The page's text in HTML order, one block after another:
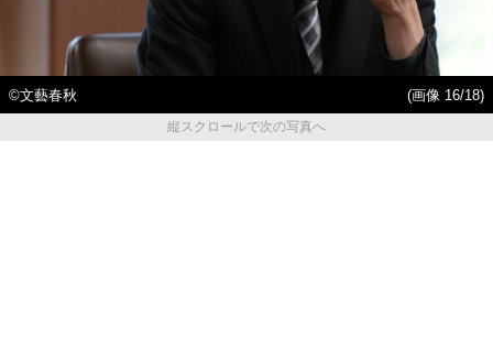
©︎文藝春秋
(画像 16/18)
縦スクロールで次の写真へ